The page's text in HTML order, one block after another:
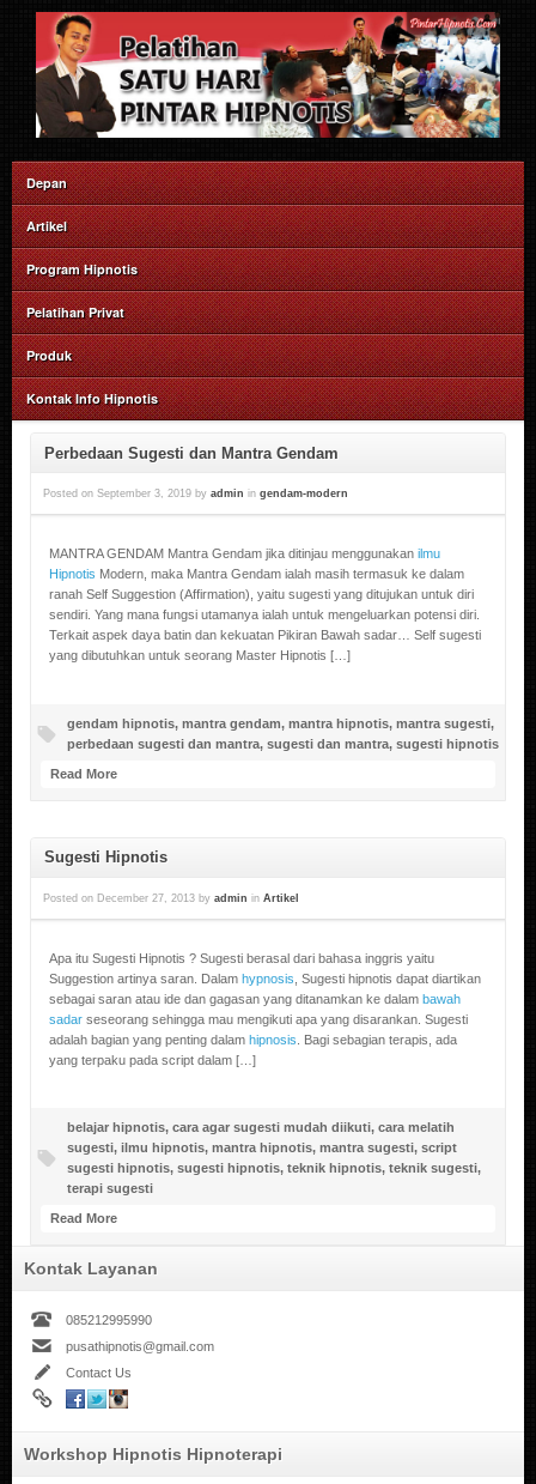
Depan
Artikel
Program Hipnotis
Pelatihan Privat
Produk
Kontak Info Hipnotis
Perbedaan Sugesti dan Mantra Gendam
Posted on September 3, 2019 by admin in gendam-modern
MANTRA GENDAM Mantra Gendam jika ditinjau menggunakan ilmu
Hipnotis Modern, maka Mantra Gendam ialah masih termasuk ke dalam
ranah Self Suggestion (Affirmation), yaitu sugesti yang ditujukan untuk diri
sendiri. Yang mana fungsi utamanya ialah untuk mengeluarkan potensi diri.
Terkait aspek daya batin dan kekuatan Pikiran Bawah sadar… Self sugesti
yang dibutuhkan untuk seorang Master Hipnotis […]
gendam hipnotis, mantra gendam, mantra hipnotis, mantra sugesti,
perbedaan sugesti dan mantra, sugesti dan mantra, sugesti hipnotis
Read More
Sugesti Hipnotis
Posted on December 27, 2013 by admin in Artikel
Apa itu Sugesti Hipnotis ? Sugesti berasal dari bahasa inggris yaitu
Suggestion artinya saran. Dalam hypnosis , Sugesti hipnotis dapat diartikan
sebagai saran atau ide dan gagasan yang ditanamkan ke dalam bawah
sadar seseorang sehingga mau mengikuti apa yang disarankan. Sugesti
adalah bagian yang penting dalam hipnosis . Bagi sebagian terapis, ada
yang terpaku pada script dalam […]
belajar hipnotis, cara agar sugesti mudah diikuti, cara melatih
sugesti, ilmu hipnotis, mantra hipnotis, mantra sugesti, script
sugesti hipnotis, sugesti hipnotis, teknik hipnotis, teknik sugesti,
terapi sugesti
Read More
Kontak Layanan
085212995990
pusathipnotis@gmail.com
Contact Us
Workshop Hipnotis Hipnoterapi